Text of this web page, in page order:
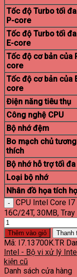
Tốc độ Turbo tối
P-core
Tốc độ Turbo tối
E-core
Tốc độ cơ bản của
core
Tốc độ cơ bản của
core
Điện năng tiêu thụ
Công nghệ CPU
Bộ nhớ đệm
Bo mạch chủ tương
thích
Bộ nhớ hỗ trợ tối đa
Loại bộ nhớ
Nhân đồ họa tích
CPU Intel Core
16C/24T, 30MB,
Thêm vào giỏ Thanh
Mã: I7.13700K.TR
Intel - Bộ vi xử lý
kiện cũ
Danh sách cửa hàng